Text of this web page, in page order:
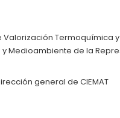
Termoquímica y
Medioambiente de la
general de CIEMAT